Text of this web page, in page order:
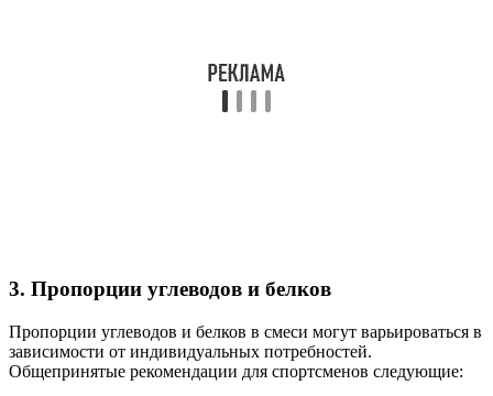
3. Пропорции углеводов и белков
Пропорции углеводов и белков в смеси могут варьироваться в
зависимости от индивидуальных потребностей.
Общепринятые рекомендации для спортсменов следующие: